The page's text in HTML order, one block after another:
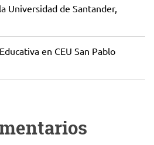
Universidad de Santander,
en CEU San Pablo